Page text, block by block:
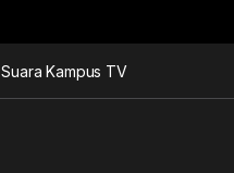
Suara Kampus TV